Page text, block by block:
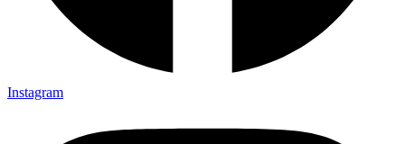
Instagram